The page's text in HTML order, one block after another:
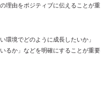
理由をポジティブに伝えることが重
環境でどのように成長したいか」
るか」などを明確にすることが重要